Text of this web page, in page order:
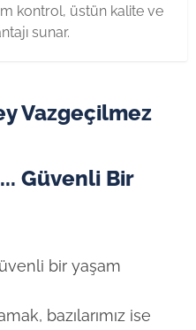
kontrol, üstün kalite ve
sunar.
Vazgeçilmez
Güvenli Bir
bir yaşam
bazılarımız ise